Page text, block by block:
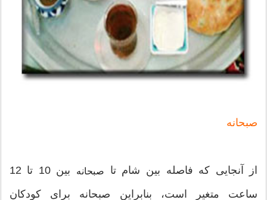
صبحانه
از آنجایی كه فاصله بین شام تا صبحانه
بین 10 تا 12
ساعت متغیر است، بنابراین صبحانه برای كودكان